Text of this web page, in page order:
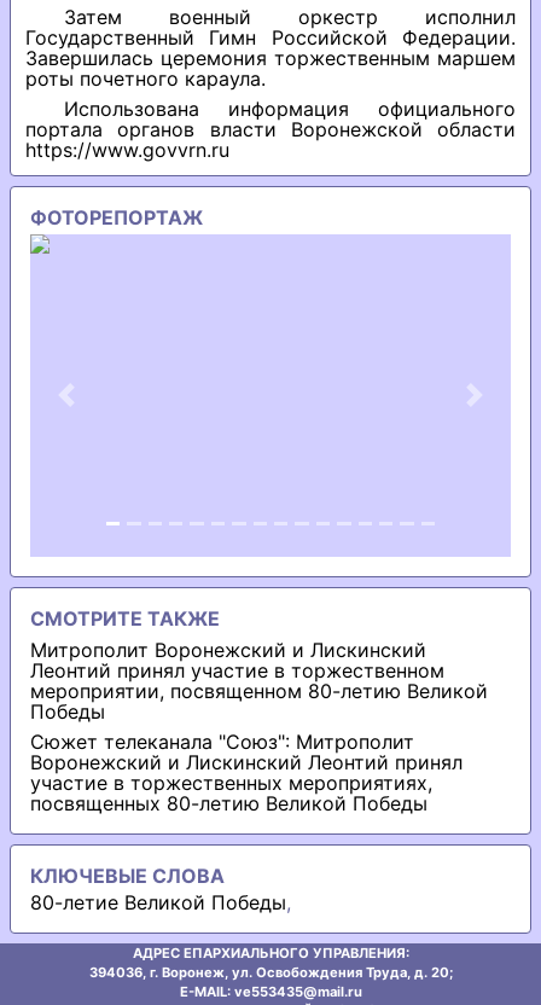
Затем военный оркестр исполнил
Государственный Гимн Российской Федерации.
Завершилась церемония торжественным маршем
роты почетного караула.
Использована информация официального
портала органов власти Воронежской области
https://www.govvrn.ru
ФОТОРЕПОРТАЖ
Previous Next
СМОТРИТЕ ТАКЖЕ
Митрополит Воронежский и Лискинский
Леонтий принял участие в торжественном
мероприятии, посвященном 80-летию Великой
Победы
Сюжет телеканала "Союз": Митрополит
Воронежский и Лискинский Леонтий принял
участие в торжественных мероприятиях,
посвященных 80-летию Великой Победы
КЛЮЧЕВЫЕ СЛОВА
80-летие Великой Победы,
АДРЕС ЕПАРХИАЛЬНОГО УПРАВЛЕНИЯ:
394036, г. Воронеж, ул. Освобождения Труда, д. 20;
E-MAIL: ve553435@mаil.ru